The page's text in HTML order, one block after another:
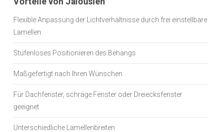
Flexible Anpassung der Lichtverhältnisse durch frei einstellbare
Lamellen
Stufenloses Positionieren des Behangs
Maßgefertigt nach Ihren Wünschen
Für Dachfenster, schräge Fenster oder Dreiecksfenster
geeignet
Unterschiedliche Lamellenbreiten